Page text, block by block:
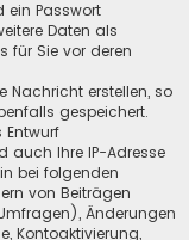
ein Passwort
Daten als
für Sie vor deren
Nachricht erstellen, so
gespeichert.
Entwurf
auch Ihre IP-Adresse
bei folgenden
von Beiträgen
Änderungen
Kontoaktivierung,